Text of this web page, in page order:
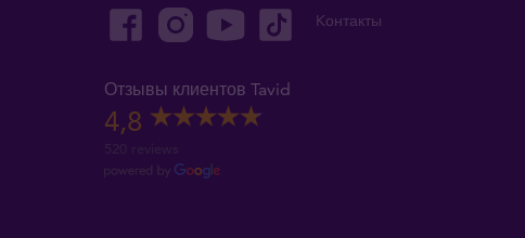
Отзывы клиентов Tavid
4,8
520 reviews
Kонтакты